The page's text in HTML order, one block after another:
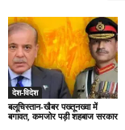
देश-विदेश
बलूचिस्तान-खैबर पख्तूनख्वा में
बगावत, कमजोर पड़ी शहबाज सरकार